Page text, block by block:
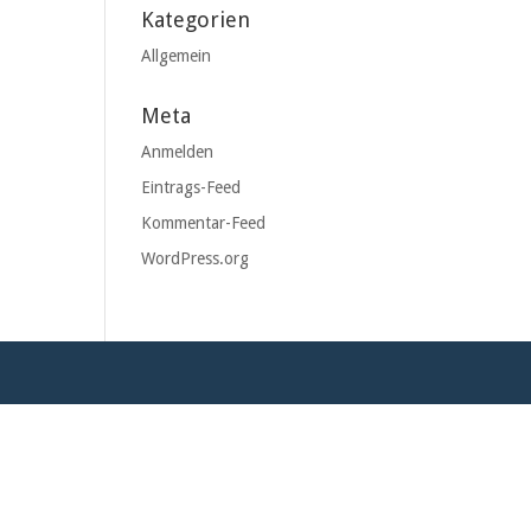
Kategorien
Allgemein
Meta
Anmelden
Eintrags-Feed
Kommentar-Feed
WordPress.org